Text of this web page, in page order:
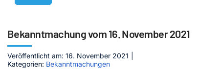
Unternehmen
Mediathek
Jetzt abonnieren
Bekanntmachung vom 16. November 2021
Veröffentlicht am: 16. November 2021
Kategorien: Bekanntmachungen